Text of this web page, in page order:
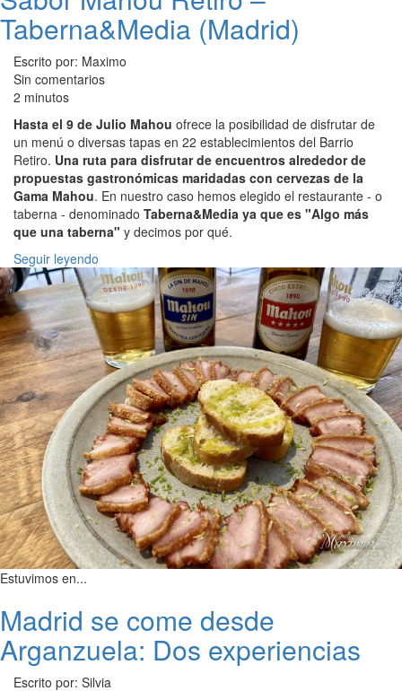
Taberna&Media (Madrid)
Escrito por: Maximo
Sin comentarios
2 minutos
Hasta el 9 de Julio Mahou ofrece la posibilidad de disfrutar de
un menú o diversas tapas en 22 establecimientos del Barrio
Retiro. Una ruta para disfrutar de encuentros alrededor de
propuestas gastronómicas maridadas con cervezas de la
Gama Mahou. En nuestro caso hemos elegido el restaurante - o
taberna - denominado Taberna&Media ya que es "Algo más
que una taberna" y decimos por qué.
Seguir leyendo
Estuvimos en...
Madrid se come desde
Arganzuela: Dos experiencias
Escrito por: Silvia